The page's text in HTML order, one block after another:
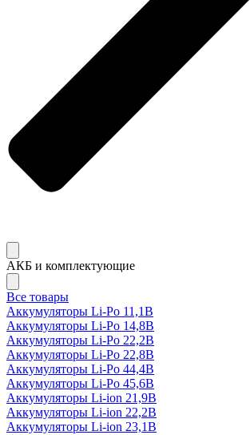
АКБ и комплектующие
Все товары
Аккумуляторы Li-Po 11,1В
Аккумуляторы Li-Po 14,8В
Аккумуляторы Li-Po 22,2В
Аккумуляторы Li-Po 22,8В
Аккумуляторы Li-Po 44,4В
Аккумуляторы Li-Po 45,6В
Аккумуляторы Li-ion 21,9В
Аккумуляторы Li-ion 22,2В
Аккумуляторы Li-ion 23,1В